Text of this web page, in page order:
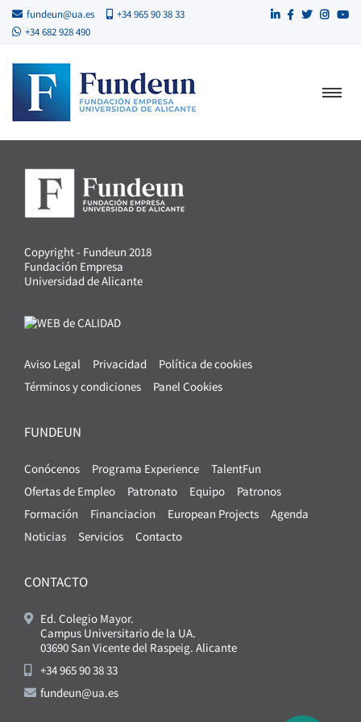
fundeun@ua.es
+34 965 90 38 33
+34 682 928 490
Copyright - Fundeun 2018
Fundación Empresa
Universidad de Alicante
Aviso Legal Privacidad
Política de cookies
Términos y condiciones
Panel Cookies
FUNDEUN
Conócenos Programa Experience
TalentFun
Ofertas de Empleo
Patronato Equipo
Patronos
Formación
Financiacion European Projects
Agenda
Noticias
Servicios Contacto
CONTACTO
Ed. Colegio Mayor.
Campus Universitario de la UA.
03690 San Vicente del Raspeig. Alicante
+34 965 90 38 33
fundeun@ua.es